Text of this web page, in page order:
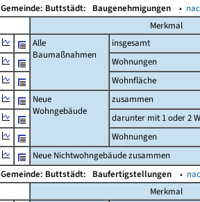
Gemeinde: Buttstädt: Baugenehmigungen ▴
Merkmal
Alle
Baumaßnahmen
insgesamt
Wohnungen
Wohnfläche
Neue
Wohngebäude
zusammen
darunter mit 1 oder 2
Wohnungen
Neue Nichtwohngebäude zusammen
Gemeinde: Buttstädt: Baufertigstellungen ▴
Merkmal